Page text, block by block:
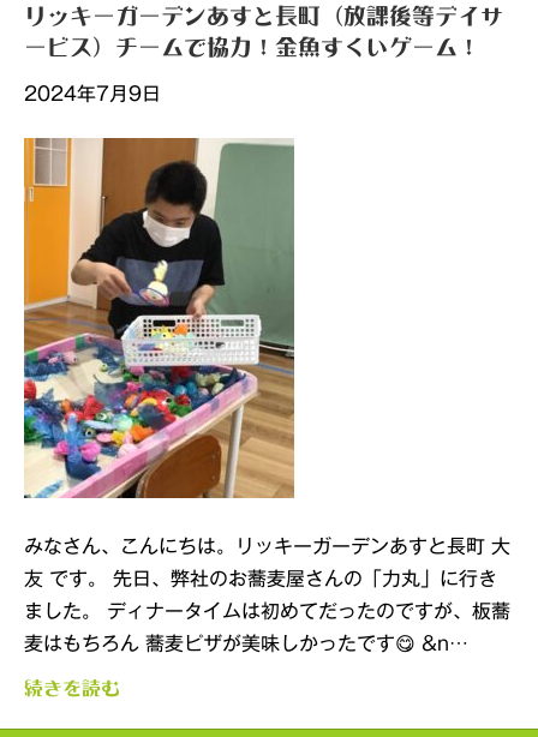
リッキーガーデンあすと長町（放課後等デイサ
ービス）チームで協力！金魚すくいゲーム！
2024年7月9日
みなさん、こんにちは。リッキーガーデンあすと長町 大
友 です。 先日、弊社のお蕎麦屋さんの「力丸」に行き
ました。 ディナータイムは初めてだったのですが、板蕎
麦はもちろん 蕎麦ピザが美味しかったです😋 &n…
続きを読む